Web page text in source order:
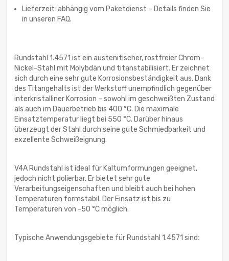
Lieferzeit: abhängig vom Paketdienst – Details finden Sie
in unseren FAQ.
Rundstahl 1.4571 ist ein austenitischer, rostfreier Chrom-
Nickel-Stahl mit Molybdän und titanstabilisiert. Er zeichnet
sich durch eine sehr gute Korrosionsbeständigkeit aus. Dank
des Titangehalts ist der Werkstoff unempfindlich gegenüber
interkristalliner Korrosion – sowohl im geschweißten Zustand
als auch im Dauerbetrieb bis 400 °C. Die maximale
Einsatztemperatur liegt bei 550 °C. Darüber hinaus
überzeugt der Stahl durch seine gute Schmiedbarkeit und
exzellente Schweißeignung.
V4A Rundstahl ist ideal für Kaltumformungen geeignet,
jedoch nicht polierbar. Er bietet sehr gute
Verarbeitungseigenschaften und bleibt auch bei hohen
Temperaturen formstabil. Der Einsatz ist bis zu
Temperaturen von -50 °C möglich.
Typische Anwendungsgebiete für Rundstahl 1.4571 sind: